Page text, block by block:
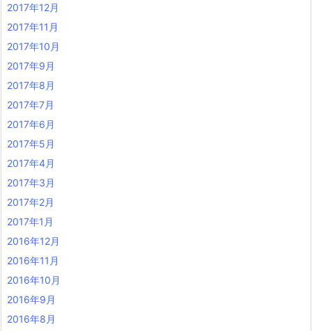
2017年12月
2017年11月
2017年10月
2017年9月
2017年8月
2017年7月
2017年6月
2017年5月
2017年4月
2017年3月
2017年2月
2017年1月
2016年12月
2016年11月
2016年10月
2016年9月
2016年8月